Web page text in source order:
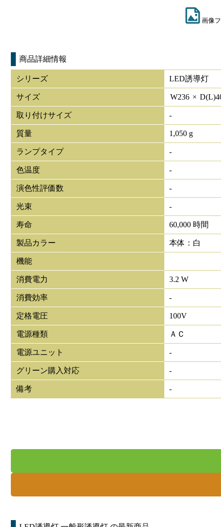
画像
商品詳細情報
シリーズ LED誘導灯
サイズ W236 × D(L)
取り付けサイズ -
質量 1,050 g
ランプタイプ -
色温度 -
演色性評価数 -
光束 -
寿命 60,000 時間
製品カラー 本体：白
機能
消費電力 3.2 W
消費効率 -
定格電圧 100V
電源種類 ＡＣ
電源ユニット -
グリーン購入対応 -
備考 -